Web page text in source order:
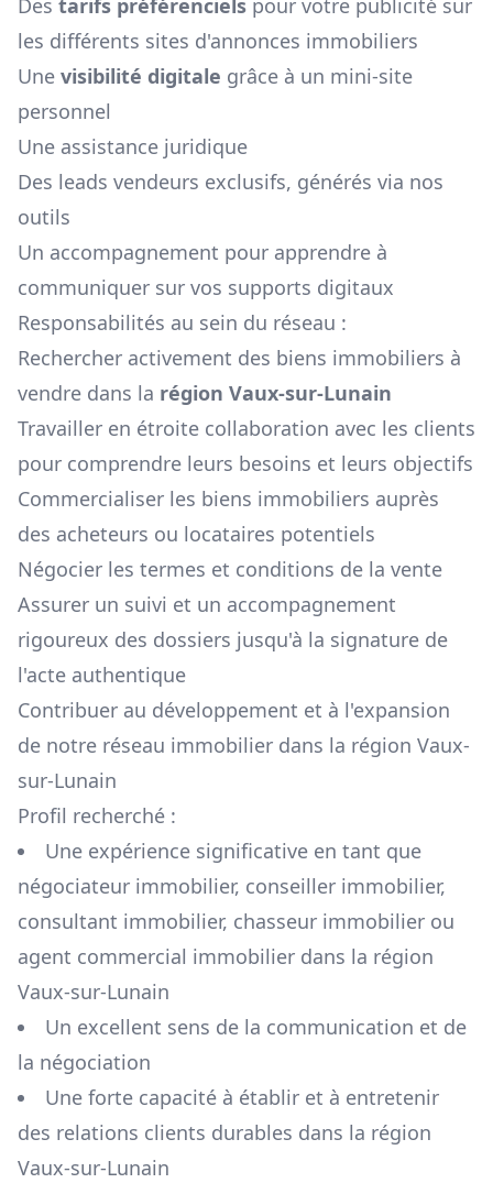
Des tarifs préférenciels pour votre publicité sur
les différents sites d'annonces immobiliers
Une visibilité digitale grâce à un mini-site
personnel
Une assistance juridique
Des leads vendeurs exclusifs, générés via nos
outils
Un accompagnement pour apprendre à
communiquer sur vos supports digitaux
Responsabilités au sein du réseau :
Rechercher activement des biens immobiliers à
vendre dans la région Vaux-sur-Lunain
Travailler en étroite collaboration avec les clients
pour comprendre leurs besoins et leurs objectifs
Commercialiser les biens immobiliers auprès
des acheteurs ou locataires potentiels
Négocier les termes et conditions de la vente
Assurer un suivi et un accompagnement
rigoureux des dossiers jusqu'à la signature de
l'acte authentique
Contribuer au développement et à l'expansion
de notre réseau immobilier dans la région Vaux-
sur-Lunain
Profil recherché :
Une expérience significative en tant que
négociateur immobilier, conseiller immobilier,
consultant immobilier, chasseur immobilier ou
agent commercial immobilier dans la région
Vaux-sur-Lunain
Un excellent sens de la communication et de
la négociation
Une forte capacité à établir et à entretenir
des relations clients durables dans la région
Vaux-sur-Lunain